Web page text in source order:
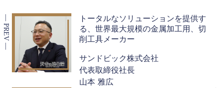
トータルなソリューションを提供す
る、世界最大規模の金属加工用、切
削工具メーカー
サンドビック株式会社
代表取締役社長
山本 雅広